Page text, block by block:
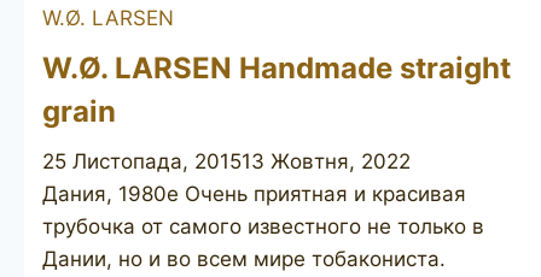
W.Ø. LARSEN
W.Ø. LARSEN Handmade straight
grain
25 Листопада, 201513 Жовтня, 2022
Дания, 1980е Очень приятная и красивая
трубочка от самого известного не только в
Дании, но и во всем мире тобакониста.